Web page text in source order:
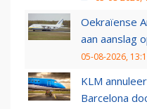
Oekraïense
aan aanslag
05-08-2026,
KLM
Barcelona